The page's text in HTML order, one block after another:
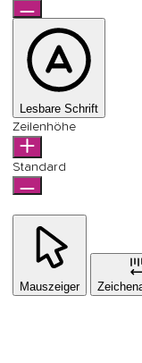
Lesbare Schrift
Zeilenhöhe
Standard
Mauszeiger